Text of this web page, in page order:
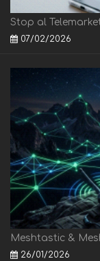
Stop al
07/02/2026
Meshtastic &
26/01/2026